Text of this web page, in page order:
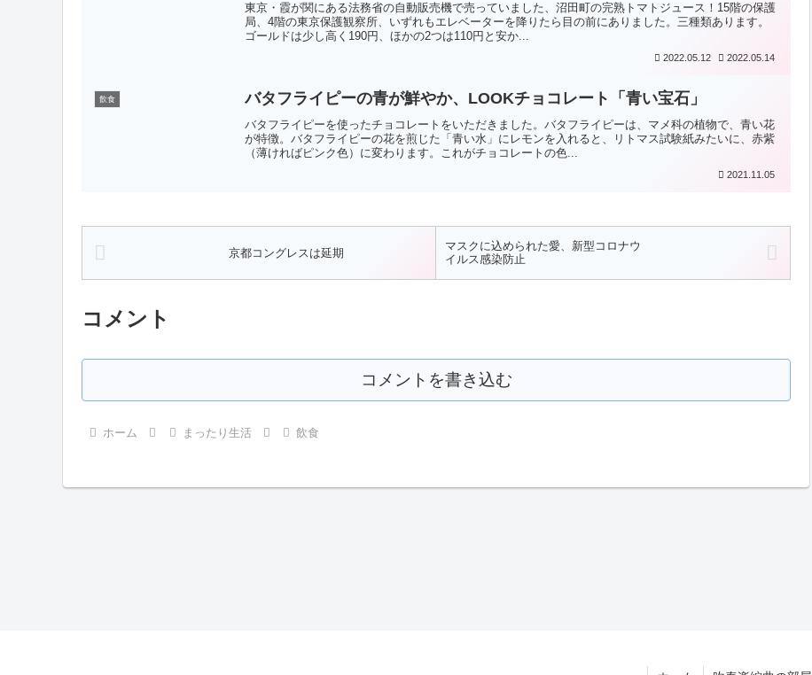
東京・霞が関にある法務省の自動販売機で売っていました、沼田町の完熟トマトジュース！15階の保護
局、4階の東京保護観察所、いずれもエレベーターを降りたら目の前にありました。三種類あります。
ゴールドは少し高く190円、ほかの2つは110円と安か...
2022.05.12 2022.05.14
飲食 バタフライピーの青が鮮やか、LOOKチョコレート「青い宝石」
バタフライピーを使ったチョコレートをいただきました。バタフライピーは、マメ科の植物で、青い花
が特徴。バタフライピーの花を煎じた「青い水」にレモンを入れると、リトマス試験紙みたいに、赤紫
（薄ければピンク色）に変わります。これがチョコレートの色...
2021.11.05
京都コングレスは延期
マスクに込められた愛、新型コロナウ
イルス感染防止
コメント
コメントを書き込む
ホーム まったり生活 飲食